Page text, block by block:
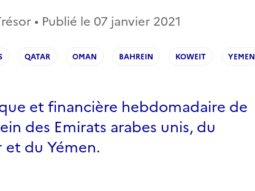
• Publié le 07 janvier 2021
QATAR OMAN BAHREIN KOWEIT YEMEN
et financière hebdomadaire de
des Emirats arabes unis, du
du Yémen.